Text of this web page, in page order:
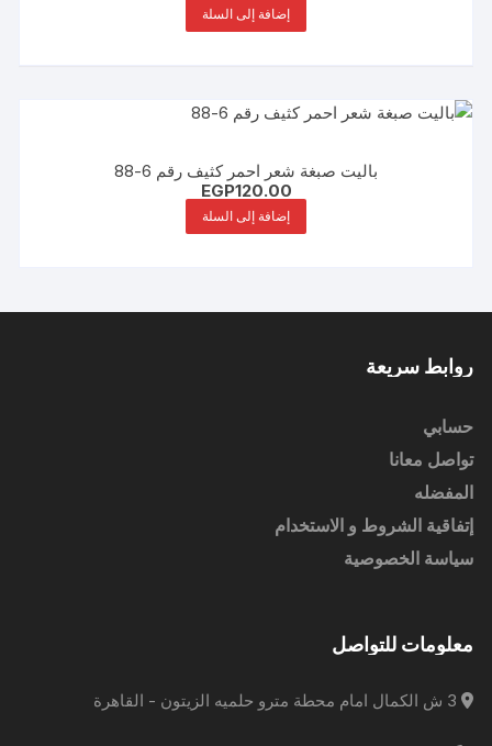
إضافة إلى السلة
باليت صبغة شعر احمر كثيف رقم 6-88
EGP120.00
إضافة إلى السلة
روابط سريعة
حسابي
تواصل معانا
المفضله
إتفاقية الشروط و الاستخدام
سياسة الخصوصية
معلومات للتواصل